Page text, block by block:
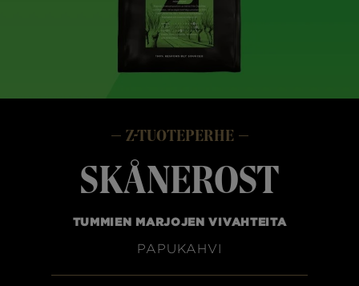
Z-TUOTEPERHE
Skånerost
TUMMIEN MARJOJEN VIVAHTEITA
PAPUKAHVI